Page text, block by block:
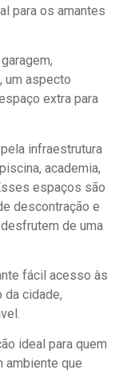
para os amantes
um aspecto
extra para
infraestrutura
academia,
espaços são
descontração e
de uma
fácil acesso às
da cidade,
ideal para quem
ambiente que